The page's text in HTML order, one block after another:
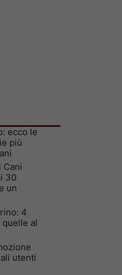
ecco le
più
Cani
30
un
4
quelle al
utenti